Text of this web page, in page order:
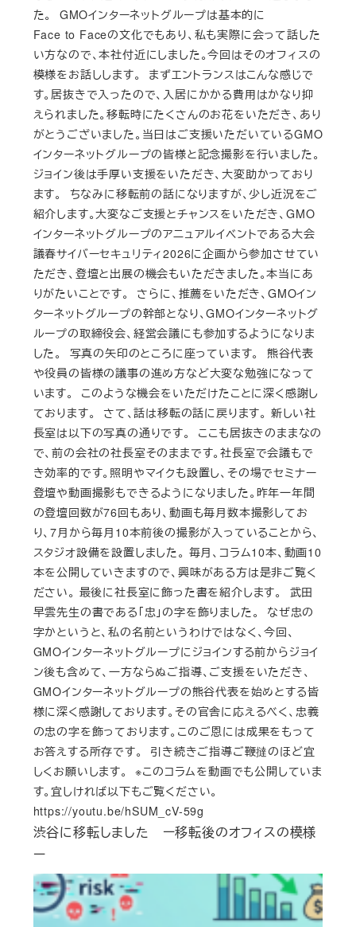
渋谷に移転しました ー移転後のオフィスの模様
ー
た。 GMOインターネットグループは基本的に
Face to Faceの文化でもあり、私も実際に会って話した
い方なので、本社付近にしました。今回はそのオフィスの
模様をお話しします。 まずエントランスはこんな感じで
す。居抜きで入ったので、入居にかかる費用はかなり抑
えられました。移転時にたくさんのお花をいただき、あり
がとうございました。当日はご支援いただいているGMO
インターネットグループの皆様と記念撮影を行いました。
ジョイン後は手厚い支援をいただき、大変助かっており
ます。 ちなみに移転前の話になりますが、少し近況をご
紹介します。大変なご支援とチャンスをいただき、GMO
インターネットグループのアニュアルイベントである大会
議春サイバーセキュリティ2026に企画から参加させてい
ただき、登壇と出展の機会もいただきました。本当にあ
りがたいことです。 さらに、推薦をいただき、GMOイン
ターネットグループの幹部となり、GMOインターネットグ
ループの取締役会、経営会議にも参加するようになりま
した。 写真の矢印のところに座っています。 熊谷代表
や役員の皆様の議事の進め方など大変な勉強になって
います。 このような機会をいただけたことに深く感謝し
ております。 さて、話は移転の話に戻ります。 新しい社
長室は以下の写真の通りです。 ここも居抜きのままなの
で、前の会社の社長室そのままです。社長室で会議もで
き効率的です。照明やマイクも設置し、その場でセミナー
登壇や動画撮影もできるようになりました。昨年一年間
の登壇回数が76回もあり、動画も毎月数本撮影してお
り、7月から毎月10本前後の撮影が入っていることから、
スタジオ設備を設置しました。 毎月、コラム10本、動画10
本を公開していきますので、興味がある方は是非ご覧く
ださい。 最後に社長室に飾った書を紹介します。 武田
早雲先生の書である「忠」の字を飾りました。 なぜ忠の
字かというと、私の名前というわけではなく、今回、
GMOインターネットグループにジョインする前からジョイ
ン後も含めて、一方ならぬご指導、ご支援をいただき、
GMOインターネットグループの熊谷代表を始めとする皆
様に深く感謝しております。その官舎に応えるべく、忠義
の忠の字を飾っております。このご恩には成果をもって
お答えする所存です。 引き続きご指導ご鞭撻のほど宜
しくお願いします。 ※このコラムを動画でも公開していま
す。宜しければ以下もご覧ください。
https://youtu.be/hSUM_cV-59g